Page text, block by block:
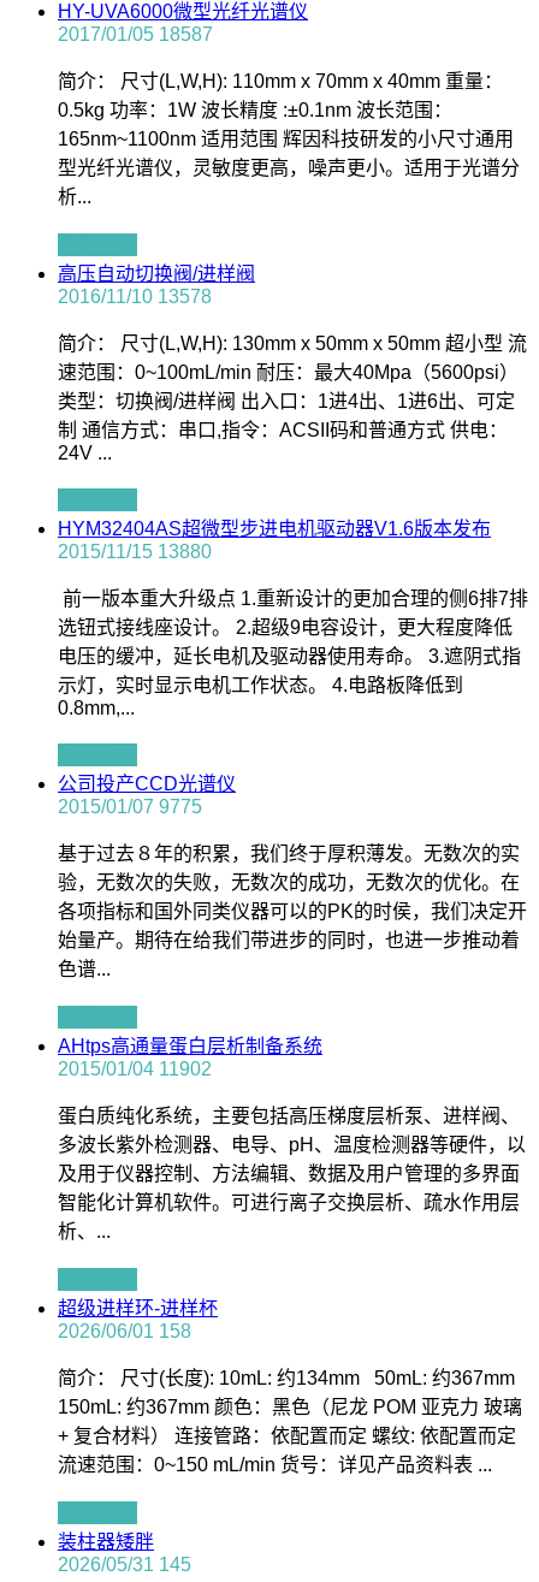
HY-UVA6000微型光纤光谱仪
2017/01/05 18587
简介： 尺寸(L,W,H): 110mm x 70mm x 40mm 重量：
0.5kg 功率：1W 波长精度 :±0.1nm 波长范围：
165nm~1100nm 适用范围 辉因科技研发的小尺寸通用
型光纤光谱仪，灵敏度更高，噪声更小。适用于光谱分
析...
高压自动切换阀/进样阀
2016/11/10 13578
简介： 尺寸(L,W,H): 130mm x 50mm x 50mm 超小型 流
速范围：0~100mL/min 耐压：最大40Mpa（5600psi）
类型：切换阀/进样阀 出入口：1进4出、1进6出、可定
制 通信方式：串口,指令：ACSII码和普通方式 供电：
24V ...
HYM32404AS超微型步进电机驱动器V1.6版本发布
2015/11/15 13880
前一版本重大升级点 1.重新设计的更加合理的侧6排7排
选钮式接线座设计。 2.超级9电容设计，更大程度降低
电压的缓冲，延长电机及驱动器使用寿命。 3.遮阴式指
示灯，实时显示电机工作状态。 4.电路板降低到
0.8mm,...
公司投产CCD光谱仪
2015/01/07 9775
基于过去８年的积累，我们终于厚积薄发。无数次的实
验，无数次的失败，无数次的成功，无数次的优化。在
各项指标和国外同类仪器可以的PK的时侯，我们决定开
始量产。期待在给我们带进步的同时，也进一步推动着
色谱...
AHtps高通量蛋白层析制备系统
2015/01/04 11902
蛋白质纯化系统，主要包括高压梯度层析泵、进样阀、
多波长紫外检测器、电导、pH、温度检测器等硬件，以
及用于仪器控制、方法编辑、数据及用户管理的多界面
智能化计算机软件。可进行离子交换层析、疏水作用层
析、...
超级进样环-进样杯
2026/06/01 158
简介： 尺寸(长度): 10mL: 约134mm 50mL: 约367mm
150mL: 约367mm 颜色：黑色（尼龙 POM 亚克力 玻璃
+ 复合材料） 连接管路：依配置而定 螺纹: 依配置而定
流速范围：0~150 mL/min 货号：详见产品资料表 ...
装柱器矮胖
2026/05/31 145